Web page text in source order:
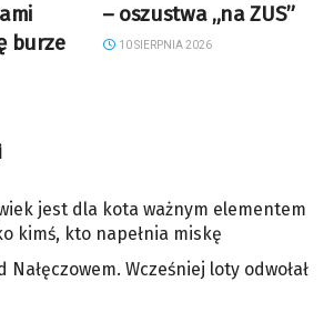
burze
– oszustwa „na ZUS”
10 SIERPNIA 2026
jest dla kota ważnym elementem
kimś, kto napełnia miskę
Nałęczowem. Wcześniej loty odwołał